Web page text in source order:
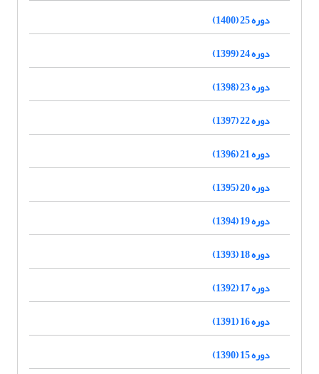
دوره 25 (1400)
دوره 24 (1399)
دوره 23 (1398)
دوره 22 (1397)
دوره 21 (1396)
دوره 20 (1395)
دوره 19 (1394)
دوره 18 (1393)
دوره 17 (1392)
دوره 16 (1391)
دوره 15 (1390)